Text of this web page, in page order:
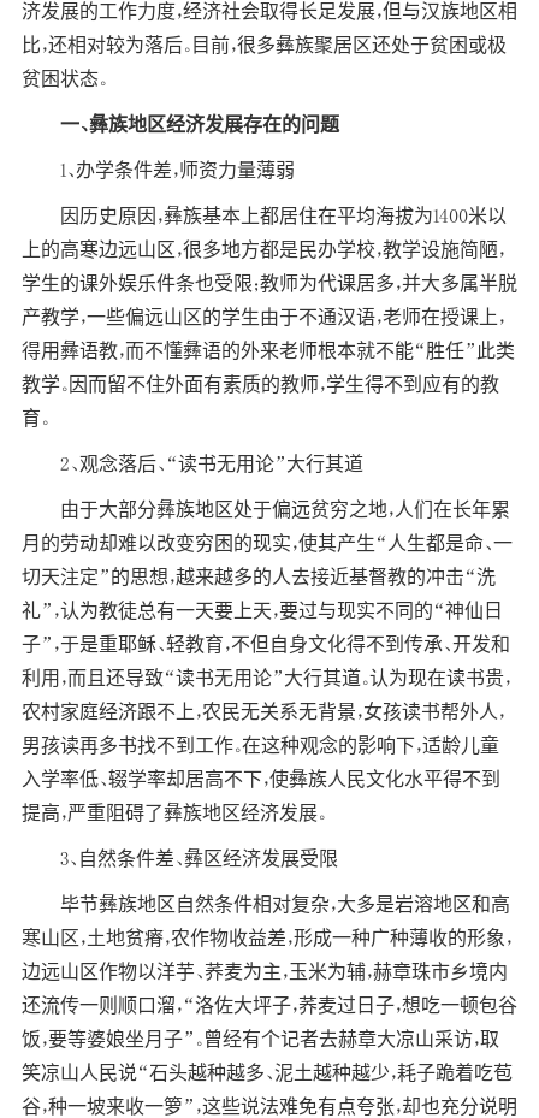
济发展的工作力度，经济社会取得长足发展，但与汉族地区相
比，还相对较为落后。目前，很多彝族聚居区还处于贫困或极
贫困状态。
一、彝族地区经济发展存在的问题
1、办学条件差，师资力量薄弱
因历史原因，彝族基本上都居住在平均海拔为1400米以
上的高寒边远山区，很多地方都是民办学校，教学设施简陋，
学生的课外娱乐件条也受限；教师为代课居多，并大多属半脱
产教学，一些偏远山区的学生由于不通汉语，老师在授课上，
得用彝语教，而不懂彝语的外来老师根本就不能“胜任”此类
教学。因而留不住外面有素质的教师，学生得不到应有的教
育。
2、观念落后、“读书无用论”大行其道
由于大部分彝族地区处于偏远贫穷之地，人们在长年累
月的劳动却难以改变穷困的现实，使其产生“人生都是命、一
切天注定”的思想，越来越多的人去接近基督教的冲击“洗
礼”，认为教徒总有一天要上天，要过与现实不同的“神仙日
子”，于是重耶稣、轻教育，不但自身文化得不到传承、开发和
利用，而且还导致“读书无用论”大行其道。认为现在读书贵，
农村家庭经济跟不上，农民无关系无背景，女孩读书帮外人，
男孩读再多书找不到工作。在这种观念的影响下，适龄儿童
入学率低、辍学率却居高不下，使彝族人民文化水平得不到
提高，严重阻碍了彝族地区经济发展。
3、自然条件差、彝区经济发展受限
毕节彝族地区自然条件相对复杂，大多是岩溶地区和高
寒山区，土地贫瘠，农作物收益差，形成一种广种薄收的形象，
边远山区作物以洋芋、荞麦为主，玉米为辅，赫章珠市乡境内
还流传一则顺口溜，“洛佐大坪子，荞麦过日子，想吃一顿包谷
饭，要等婆娘坐月子”。曾经有个记者去赫章大凉山采访，取
笑凉山人民说“石头越种越多、泥土越种越少，耗子跪着吃苞
谷，种一坡来收一箩”，这些说法难免有点夸张，却也充分说明